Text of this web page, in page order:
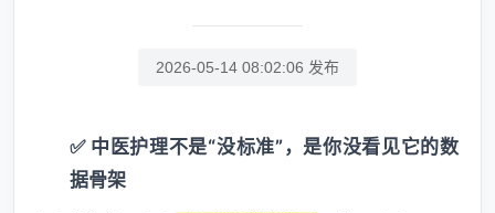
2026-05-14 08:02:06 发布
✅ 中医护理不是“没标准”，是你没看见它的数
据骨架